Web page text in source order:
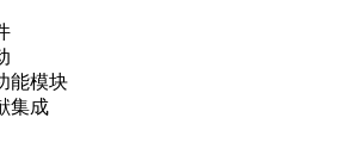
能模块
集成